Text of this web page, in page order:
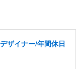
ザイナー/年間休日